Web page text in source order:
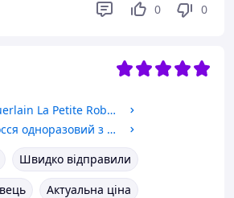
0 0
Тестер жіночий Guerlain La Petite Robe Noire 40 ml
Шампунь для волосся одноразовий з імбиром Images Shampoo Ginger Luxur Softening 8 g
Швидко відправили
Актуальна ціна